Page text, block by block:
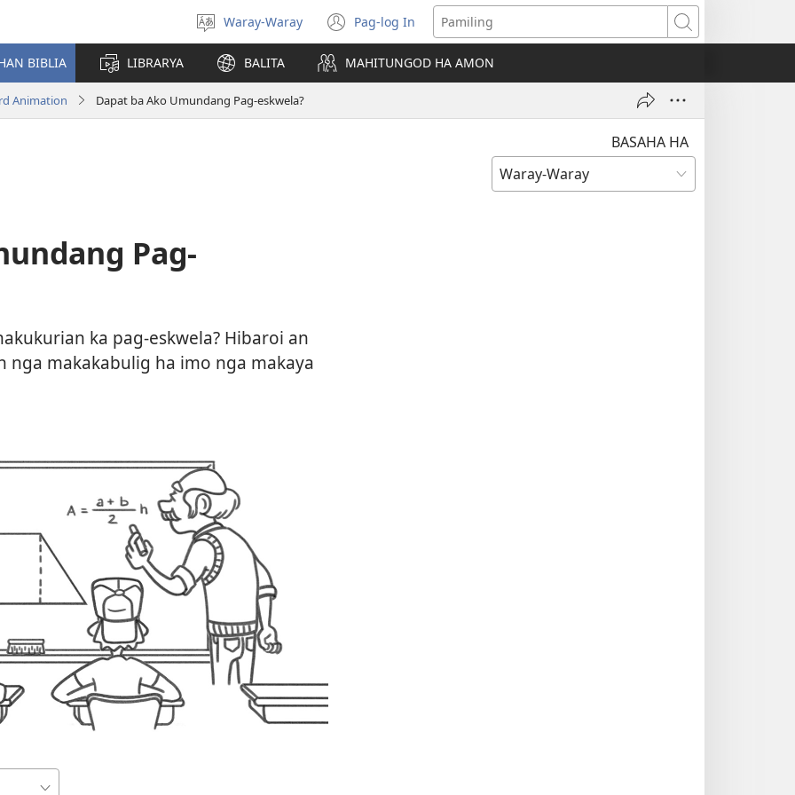
Pagpili
hin
yinaknan
Waray-Waray Pag-log In
(opens
new
window)
Pamiling
BIBLIA LIBRARYA BALITA MAHITUNGOD HA AMON
Animation Dapat ba Ako Umundang Pag-eskwela?
BASAHA HA
Pag-
ka pag-eskwela? Hibaroi an
makakabulig ha imo nga makaya